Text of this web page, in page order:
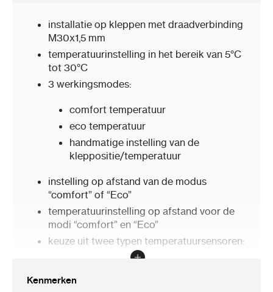
installatie op kleppen met draadverbinding
M30x1,5 mm
temperatuurinstelling in het bereik van 5°C
tot 30°C
3 werkingsmodes:
comfort temperatuur
eco temperatuur
handmatige instelling van de
kleppositie/temperatuur
instelling op afstand van de modus
“comfort” of “Eco”
temperatuurinstelling op afstand voor de
modi “comfort” en “Eco”
keuze uit twee typen temperatuursensoren:
extern (temperatuursensor van het
Kenmerken